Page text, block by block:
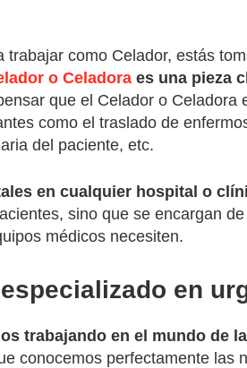
trabajar como Celador, estás
o Celadora es una pieza
que el Celador o Celadora
como el traslado de
del paciente, etc.
en cualquier hospital o
sino que se encargan
médicos necesiten.
en
trabajando en el mundo de
conocemos perfectamente las